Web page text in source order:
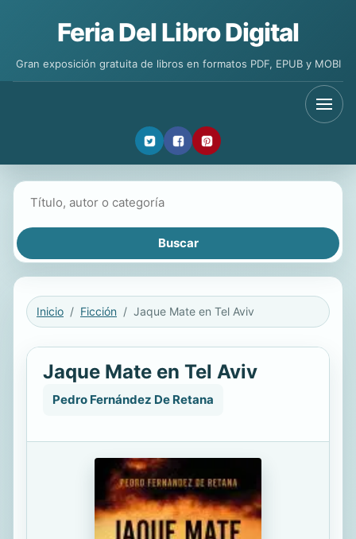
Feria Del Libro Digital
Gran exposición gratuita de libros en formatos PDF, EPUB y MOBI
Inicio Ficción Jaque Mate en Tel Aviv
Jaque Mate en Tel Aviv
Pedro Fernández De Retana